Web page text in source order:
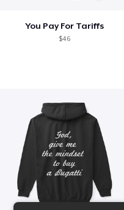
You Pay For Tariffs
$46